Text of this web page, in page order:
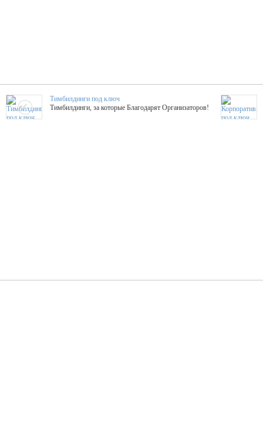
Тимбилдинги под ключ
Тимбилдинги, за которые Благодарят Организаторов!